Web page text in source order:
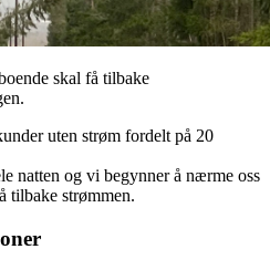
skal få tilbake
uten strøm fordelt på 20
natten og vi begynner å nærme oss
tilbake strømmen.